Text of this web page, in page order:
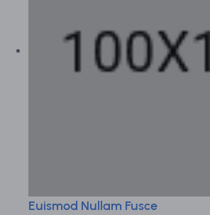
Euismod Nullam Fusce